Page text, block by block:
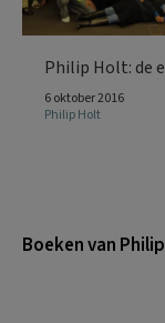
Philip Holt: de
6 oktober 2016
Philip Holt
Boeken van